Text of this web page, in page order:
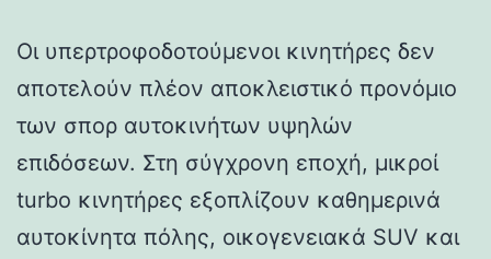
Οι υπερτροφοδοτούμενοι κινητήρες δεν
αποτελούν πλέον αποκλειστικό προνόμιο
των σπορ αυτοκινήτων υψηλών
επιδόσεων. Στη σύγχρονη εποχή, μικροί
turbo κινητήρες εξοπλίζουν καθημερινά
αυτοκίνητα πόλης, οικογενειακά SUV και